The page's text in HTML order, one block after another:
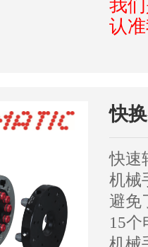
我
认
快
快速
机械
避免
15